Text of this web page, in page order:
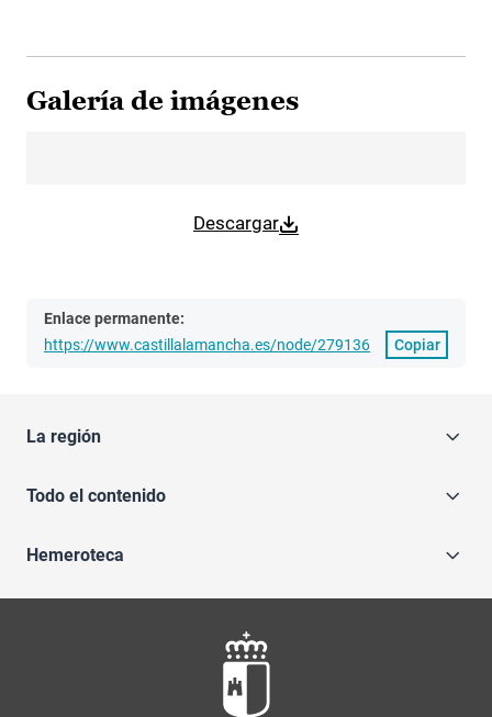
Galería de imágenes
Descargar
Enlace permanente:
https://www.castillalamancha.es/node/279136
Copiar
La región
Todo el contenido
Hemeroteca